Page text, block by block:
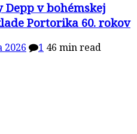
Depp v bohémskej
Portorika 60. rokov
2026 1 46 min read